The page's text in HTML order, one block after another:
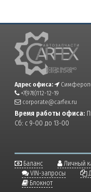
Адрес офиса:
+7(978)112-12-19
corporate@carfex.ru
Время работы офиса:
Сб: с 9-00 до 13-00
Баланс Личный
VIN-запросы
Блокнот